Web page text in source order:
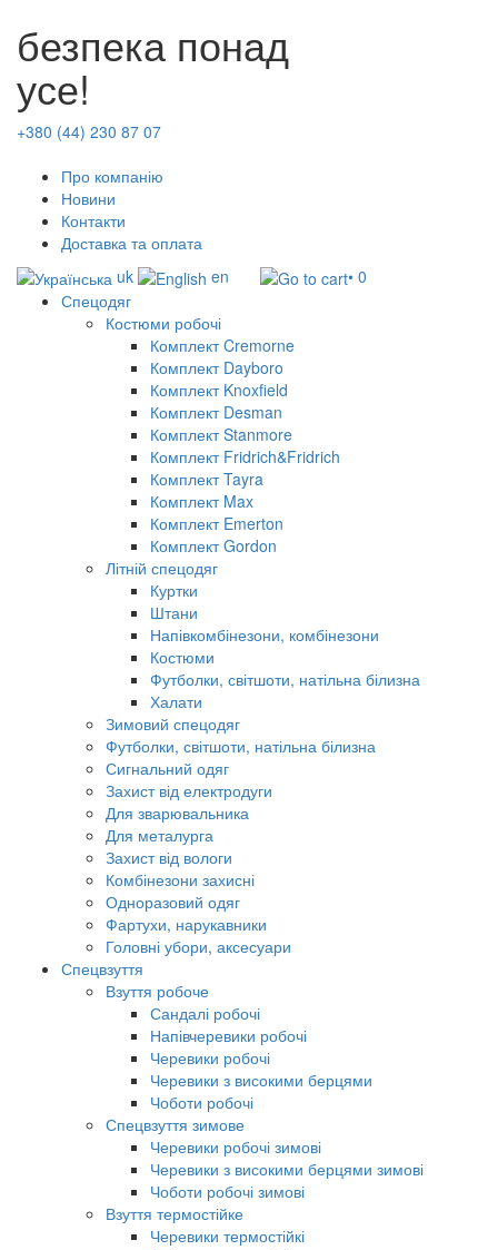
безпека понад
усе!
+380 (44) 230 87 07
Про компанію
Новини
Контакти
Доставка та оплата
uk
en
• 0
Спецодяг
Костюми робочі
Комплект Cremorne
Комплект Dayboro
Комплект Knoxfield
Комплект Desman
Комплект Stanmore
Комплект Fridrich&Fridrich
Комплект Tayra
Комплект Max
Комплект Emerton
Комплект Gordon
Літній спецодяг
Куртки
Штани
Напівкомбінезони, комбінезони
Костюми
Футболки, світшоти, натільна білизна
Халати
Зимовий спецодяг
Футболки, світшоти, натільна білизна
Сигнальний одяг
Захист від електродуги
Для зварювальника
Для металурга
Захист від вологи
Комбінезони захисні
Одноразовий одяг
Фартухи, нарукавники
Головні убори, аксесуари
Спецвзуття
Взуття робоче
Сандалі робочі
Напівчеревики робочі
Черевики робочі
Черевики з високими берцями
Чоботи робочі
Спецвзуття зимове
Черевики робочі зимові
Черевики з високими берцями зимові
Чоботи робочі зимові
Взуття термостійке
Черевики термостійкі